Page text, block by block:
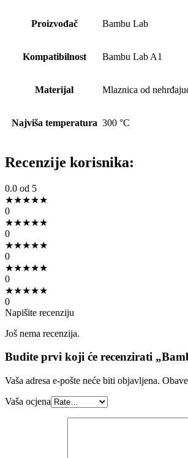
Proizvođač Bambu Lab
Kompatibilnost Bambu Lab A1
Materijal Mlaznica od
Najviša temperatura 300 °C
Recenzije korisnika:
0.0 od 5
★★★★★
0
★★★★★
0
★★★★★
0
★★★★★
0
★★★★★
0
Napišite recenziju
Još nema recenzija.
Budite prvi koji će recenzirati
Vaša adresa e-pošte neće biti objavljena.
Vaša ocjena